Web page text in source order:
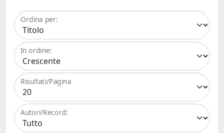
Ordina per:
In ordine:
Risultati/Pagina
Autori/Record: